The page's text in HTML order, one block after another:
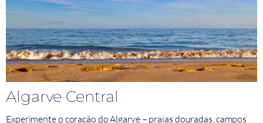
Algarve Central
Experimente o coração do Algarve – praias douradas, campos